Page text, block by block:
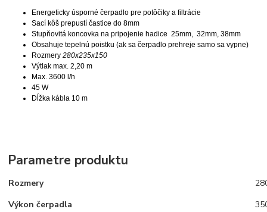
Energeticky úsporné čerpadlo pre potôčiky a filtrácie
Sací kôš prepustí častice do 8mm
Stupňovitá koncovka na pripojenie hadice 25mm, 32mm, 38mm
Obsahuje tepelnú poistku (ak sa čerpadlo prehreje samo sa vypne)
Rozmery280x235x150
Výtlak max. 2,20 m
Max. 3600 l/h
45 W
Dĺžka kábla 10 m
Parametre produktu
Rozmery
Výkon čerpadla